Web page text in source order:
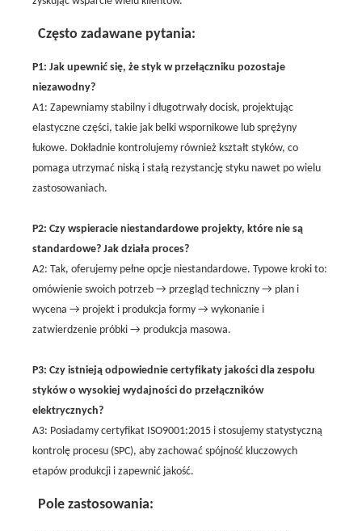
Często zadawane pytania:
P1: Jak upewnić się, że styk w przełączniku pozostaje
niezawodny?
A1: Zapewniamy stabilny i długotrwały docisk, projektując
elastyczne części, takie jak belki wspornikowe lub sprężyny
łukowe. Dokładnie kontrolujemy również kształt styków, co
pomaga utrzymać niską i stałą rezystancję styku nawet po wielu
zastosowaniach.
P2: Czy wspieracie niestandardowe projekty, które nie są
standardowe? Jak działa proces?
A2: Tak, oferujemy pełne opcje niestandardowe. Typowe kroki to:
omówienie swoich potrzeb → przegląd techniczny → plan i
wycena → projekt i produkcja formy → wykonanie i
zatwierdzenie próbki → produkcja masowa.
P3: Czy istnieją odpowiednie certyfikaty jakości dla zespołu
styków o wysokiej wydajności do przełączników
elektrycznych?
A3: Posiadamy certyfikat ISO9001:2015 i stosujemy statystyczną
kontrolę procesu (SPC), aby zachować spójność kluczowych
etapów produkcji i zapewnić jakość.
Pole zastosowania: